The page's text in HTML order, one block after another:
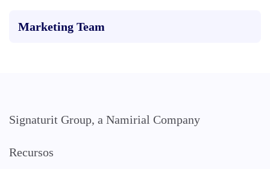
Marketing Team
Signaturit Group, a Namirial Company
Recursos